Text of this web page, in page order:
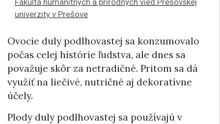
Fakulta humanitných a prírodných vied Prešovskej
univerzity v Prešove
Ovocie duly podlhovastej sa konzumovalo
počas celej histórie ľudstva, ale dnes sa
považuje skôr za netradičné. Pritom sa dá
využiť na liečivé, nutričné aj dekoratívne
účely.
Plody duly podlhovastej sa používajú v